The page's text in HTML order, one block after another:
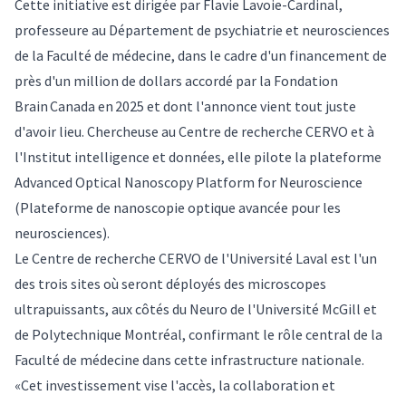
Cette initiative est dirigée par Flavie Lavoie-Cardinal,
professeure au Département de psychiatrie et neurosciences
de la Faculté de médecine, dans le cadre d'un financement de
près d'un million de dollars accordé par la Fondation
Brain Canada en 2025 et dont l'annonce vient tout juste
d'avoir lieu. Chercheuse au Centre de recherche CERVO et à
l'Institut intelligence et données, elle pilote la plateforme
Advanced Optical Nanoscopy Platform for Neuroscience
(Plateforme de nanoscopie optique avancée pour les
neurosciences).
Le Centre de recherche CERVO de l'Université Laval est l'un
des trois sites où seront déployés des microscopes
ultrapuissants, aux côtés du Neuro de l'Université McGill et
de Polytechnique Montréal, confirmant le rôle central de la
Faculté de médecine dans cette infrastructure nationale.
«Cet investissement vise l'accès, la collaboration et